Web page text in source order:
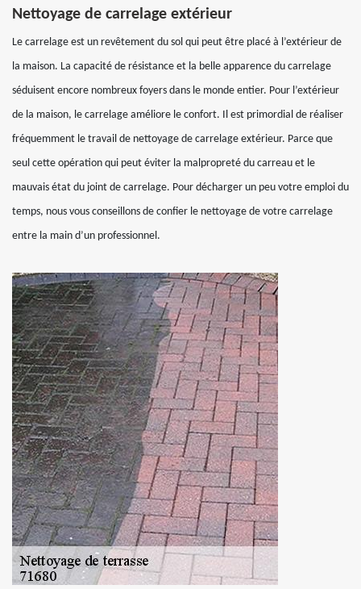
Nettoyage de carrelage extérieur
Le carrelage est un revêtement du sol qui peut être placé à l’extérieur de
la maison. La capacité de résistance et la belle apparence du carrelage
séduisent encore nombreux foyers dans le monde entier. Pour l’extérieur
de la maison, le carrelage améliore le confort. Il est primordial de réaliser
fréquemment le travail de nettoyage de carrelage extérieur. Parce que
seul cette opération qui peut éviter la malpropreté du carreau et le
mauvais état du joint de carrelage. Pour décharger un peu votre emploi du
temps, nous vous conseillons de confier le nettoyage de votre carrelage
entre la main d’un professionnel.